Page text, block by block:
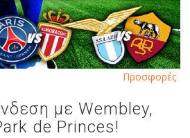
με Wembley,
de Princes!
Προσφορές